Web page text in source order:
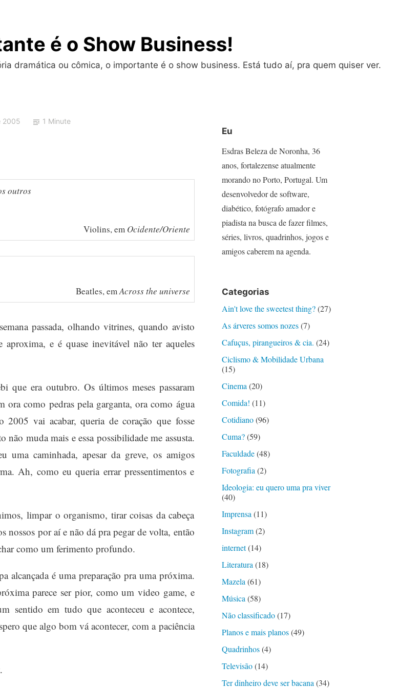
é o Show Business!
dramática ou cômica, o importante é o show business. Está tudo aí, pra quem quiser ver.
2005 1 Minute
outros
Violins, em Ocidente/Oriente
Beatles, emAcross the universe
passada, olhando vitrines, quando avisto
e é quase inevitável não ter aqueles
que era outubro. Os últimos meses passaram
ora como pedras pela garganta, ora como água
vai acabar, queria de coração que fosse
não muda mais e essa possibilidade me assusta.
uma caminhada, apesar da greve, os amigos
Ah, como eu queria errar pressentimentos e
limpar o organismo, tirar coisas da cabeça
nossos por aí e não dá pra pegar de volta, então
como um ferimento profundo.
alcançada é uma preparação pra uma próxima.
parece ser pior, como um video game, e
sentido em tudo que aconteceu e acontece,
que algo bom vá acontecer, com a paciência
Eu
Esdras Beleza de Noronha, 36
anos, fortalezense atualmente
morando no Porto, Portugal. Um
desenvolvedor de software,
diabético, fotógrafo amador e
piadista na busca de fazer filmes,
séries, livros, quadrinhos, jogos e
amigos caberem na agenda.
Categorias
Ain't love the sweetest thing?(27)
As árveres somos nozes(7)
Cafuçus, pirangueiros & cia. (24)
Ciclismo & Mobilidade Urbana
(15)
Cinema(20)
Comida! (11)
Cotidiano(96)
Cuma?(59)
Faculdade(48)
Fotografia(2)
Ideologia: eu quero uma pra viver
(40)
Imprensa(11)
Instagram(2)
internet(14)
Literatura(18)
Mazela(61)
Música(58)
Não classificado(17)
Planos e mais planos(49)
Quadrinhos(4)
Televisão(14)
Ter dinheiro deve ser bacana(34)